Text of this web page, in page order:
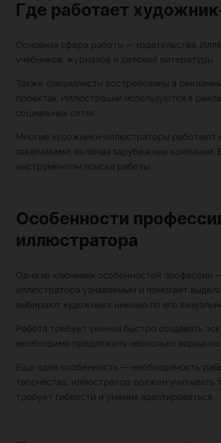
Где работает
Основная сфера работы — издательства.
учебников, журналов и детской литературы.
Также специалисты востребованы в
проектах. Иллюстрации используются в
социальных сетях.
Многие художники-иллюстраторы работают
заказчиками, включая зарубежные
инструментом поиска работы.
Особенности
иллюстратора
Одна из ключевых особенностей профессии
иллюстратора узнаваемым и помогает
выбирают художника именно по его
Работа требует умения быстро создавать
необходимо предложить несколько
Еще одна особенность — необходимость
творчества, иллюстратор должен учитывать
требует гибкости и умения адаптироваться.